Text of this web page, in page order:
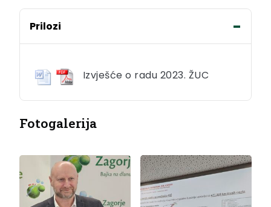
Prilozi
Izvješće o radu 2023. ŽUC
Fotogalerija